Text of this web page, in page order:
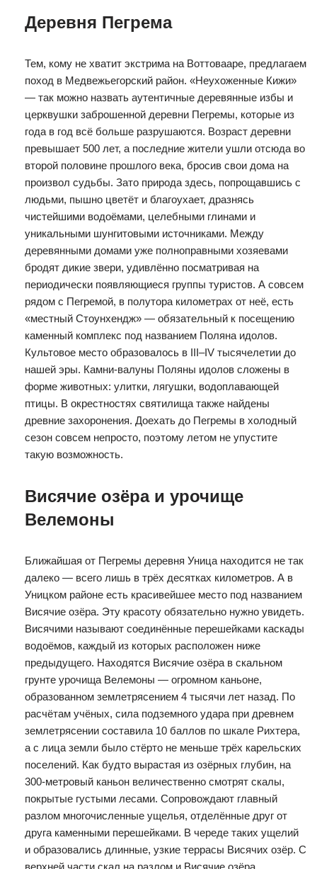
Деревня Пегрема
Тем, кому не хватит экстрима на Воттовааре, предлагаем
поход в Медвежьегорский район. «Неухоженные Кижи»
— так можно назвать аутентичные деревянные избы и
церквушки заброшенной деревни Пегремы, которые из
года в год всё больше разрушаются. Возраст деревни
превышает 500 лет, а последние жители ушли отсюда во
второй половине прошлого века, бросив свои дома на
произвол судьбы. Зато природа здесь, попрощавшись с
людьми, пышно цветёт и благоухает, дразнясь
чистейшими водоёмами, целебными глинами и
уникальными шунгитовыми источниками. Между
деревянными домами уже полноправными хозяевами
бродят дикие звери, удивлённо посматривая на
периодически появляющиеся группы туристов. А совсем
рядом с Пегремой, в полутора километрах от неё, есть
«местный Стоунхендж» — обязательный к посещению
каменный комплекс под названием Поляна идолов.
Культовое место образовалось в III–IV тысячелетии до
нашей эры. Камни-валуны Поляны идолов сложены в
форме животных: улитки, лягушки, водоплавающей
птицы. В окрестностях святилища также найдены
древние захоронения. Доехать до Пегремы в холодный
сезон совсем непросто, поэтому летом не упустите
такую возможность.
Висячие озёра и урочище
Велемоны
Ближайшая от Пегремы деревня Уница находится не так
далеко — всего лишь в трёх десятках километров. А в
Уницком районе есть красивейшее место под названием
Висячие озёра. Эту красоту обязательно нужно увидеть.
Висячими называют соединённые перешейками каскады
водоёмов, каждый из которых расположен ниже
предыдущего. Находятся Висячие озёра в скальном
грунте урочища Велемоны — огромном каньоне,
образованном землетрясением 4 тысячи лет назад. По
расчётам учёных, сила подземного удара при древнем
землетрясении составила 10 баллов по шкале Рихтера,
а с лица земли было стёрто не меньше трёх карельских
поселений. Как будто вырастая из озёрных глубин, на
300-метровый каньон величественно смотрят скалы,
покрытые густыми лесами. Сопровождают главный
разлом многочисленные ущелья, отделённые друг от
друга каменными перешейками. В череде таких ущелий
и образовались длинные, узкие террасы Висячих озёр. С
верхней части скал на разлом и Висячие озёра